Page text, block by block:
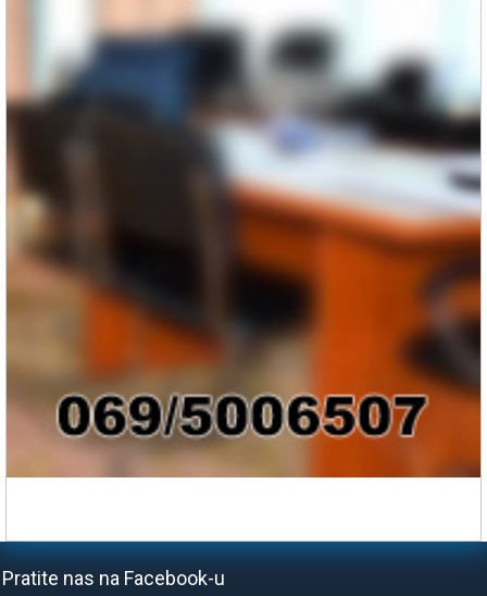
Pratite nas na Facebook-u